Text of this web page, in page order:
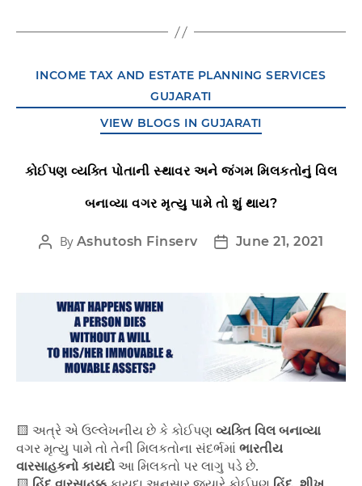
INCOME TAX AND ESTATE PLANNING SERVICES
GUJARATI
VIEW BLOGS IN GUJARATI
કોઈપણ વ્યક્તિ પોતાની સ્થાવર અને જંગમ મિલકતોનું વિલ
બનાવ્યા વગર મૃત્યુ પામે તો શું થાય?
By Ashutosh Finserv June 21, 2021
🟨 અત્રે એ ઉલ્લેખનીય છે કે કોઈપણ વ્યક્તિ વિલ બનાવ્યા
વગર મૃત્યુ પામે તો તેની મિલકતોના સંદર્ભમાં ભારતીય
વારસાહકનો કાયદો આ મિલકતો પર લાગુ પડે છે.